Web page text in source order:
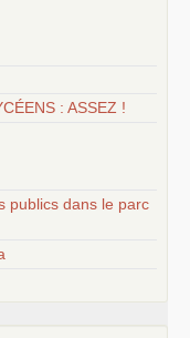
: ASSEZ !
publics dans le parc